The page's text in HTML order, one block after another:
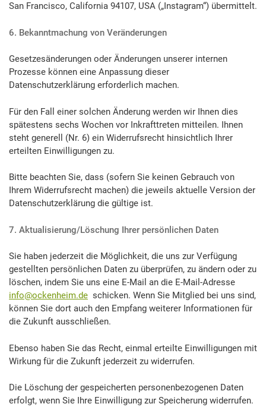
San Francisco, California 94107, USA („Instagram“) übermittelt.
6. Bekanntmachung von Veränderungen
Gesetzesänderungen oder Änderungen unserer internen
Prozesse können eine Anpassung dieser
Datenschutzerklärung erforderlich machen.
Für den Fall einer solchen Änderung werden wir Ihnen dies
spätestens sechs Wochen vor Inkrafttreten mitteilen. Ihnen
steht generell (Nr. 6) ein Widerrufsrecht hinsichtlich Ihrer
erteilten Einwilligungen zu.
Bitte beachten Sie, dass (sofern Sie keinen Gebrauch von
Ihrem Widerrufsrecht machen) die jeweils aktuelle Version der
Datenschutzerklärung die gültige ist.
7. Aktualisierung/Löschung Ihrer persönlichen Daten
Sie haben jederzeit die Möglichkeit, die uns zur Verfügung
gestellten persönlichen Daten zu überprüfen, zu ändern oder zu
löschen, indem Sie uns eine E-Mail an die E-Mail-Adresse
info@ockenheim.de schicken. Wenn Sie Mitglied bei uns sind,
können Sie dort auch den Empfang weiterer Informationen für
die Zukunft ausschließen.
Ebenso haben Sie das Recht, einmal erteilte Einwilligungen mit
Wirkung für die Zukunft jederzeit zu widerrufen.
Die Löschung der gespeicherten personenbezogenen Daten
erfolgt, wenn Sie Ihre Einwilligung zur Speicherung widerrufen.